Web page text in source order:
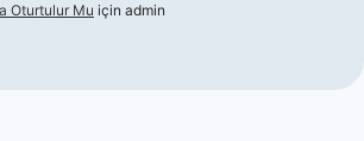
Oturtulur Mu için admin